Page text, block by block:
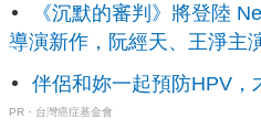
《沉默的審判》將登陸
導演新作，阮經天、王淨主
伴侶和妳一起預防HPV，
PR・台灣癌症基金會